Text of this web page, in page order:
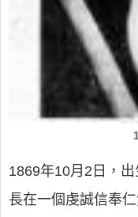
1869年10月2日，
長在一個虔誠信奉